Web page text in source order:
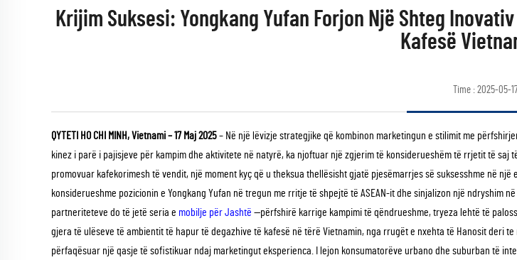
Krijim Suksesi: Yongkang Yufan Forjon Një Shteg
Kafesë
Time : 2025-05-17
QYTETI HO CHI MINH, Vietnami – 17 Maj 2025– Në një lëvizje strategjike që kombinon marketingun e stilimit me
kinez i parë i pajisjeve për kampim dhe aktivitete në natyrë, ka njoftuar një zgjerim të konsiderueshëm të rrjetit të
promovuar kafekorimesh të vendit, një moment kyç që u theksua thellësisht gjatë pjesëmarrjes së suksesshme në
konsiderueshme pozicionin e Yongkang Yufan në tregun me rritje të shpejtë të ASEAN-it dhe sinjalizon një ndryshim
partneriteteve do të jetë seria e mobilje për Jashtë —përfshirë karrige kampimi të qëndrueshme, tryeza lehtë të
gjera të ulëseve të ambientit të hapur të degazhive të kafesë në tërë Vietnamin, nga rrugët e nxehta të Hanosit deri
përfaqësuar një qasje të sofistikuar ndaj marketingut eksperienca. I lejon konsumatorëve urbano dhe suburban të